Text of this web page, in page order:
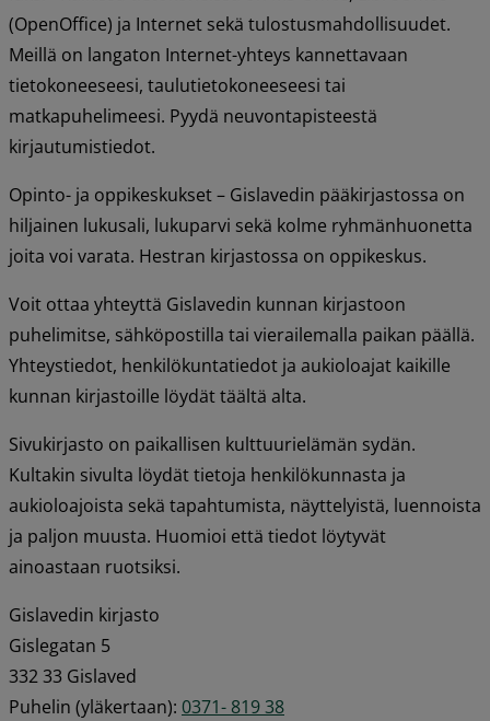
(OpenOffice) ja Internet sekä tulostusmahdollisuudet.
Meillä on langaton Internet-yhteys kannettavaan
tietokoneeseesi, taulutietokoneeseesi tai
matkapuhelimeesi. Pyydä neuvontapisteestä
kirjautumistiedot.
Opinto- ja oppikeskukset – Gislavedin pääkirjastossa on
hiljainen lukusali, lukuparvi sekä kolme ryhmänhuonetta
joita voi varata. Hestran kirjastossa on oppikeskus.
Voit ottaa yhteyttä Gislavedin kunnan kirjastoon
puhelimitse, sähköpostilla tai vierailemalla paikan päällä.
Yhteystiedot, henkilökuntatiedot ja aukioloajat kaikille
kunnan kirjastoille löydät täältä alta.
Sivukirjasto on paikallisen kulttuurielämän sydän.
Kultakin sivulta löydät tietoja henkilökunnasta ja
aukioloajoista sekä tapahtumista, näyttelyistä, luennoista
ja paljon muusta. Huomioi että tiedot löytyvät
ainoastaan ruotsiksi.
Gislavedin kirjasto
Gislegatan 5
332 33 Gislaved
Puhelin (yläkertaan): 0371- 819 38